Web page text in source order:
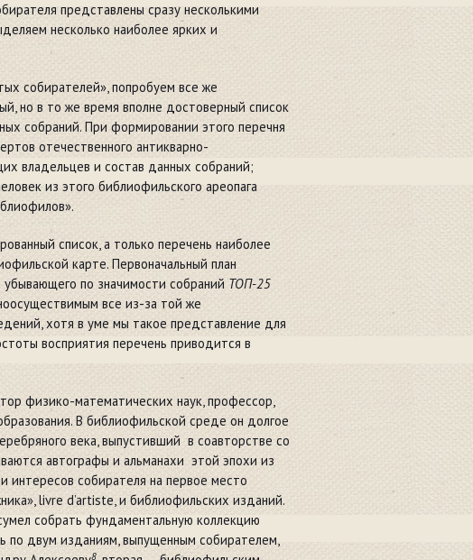
представлены сразу несколькими
несколько наиболее ярких и
собирателей», попробуем все же
но в то же время вполне достоверный список
собраний. При формировании этого перечня
отечественного антикварно-
владельцев и состав данных собраний;
из этого библиофильского ареопага
список, а только перечень наиболее
карте. Первоначальный план
по значимости собраний ТОП-25
все из-за той же
хотя в уме мы такое представление для
восприятия перечень приводится в
физико-математических наук, профессор,
В библиофильской среде он долгое
века, выпустивший в соавторстве со
автографы и альманахи этой эпохи из
интересов собирателя на первое место
livre d’artiste, и библиофильских изданий.
собрать фундаментальную коллекцию
по двум изданиям, выпущенным собирателем,
8